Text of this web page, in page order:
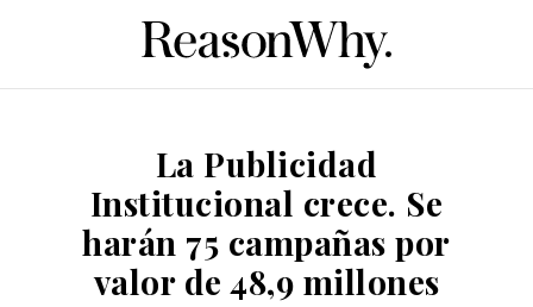
La Publicidad
Institucional crece. Se
harán 75 campañas por
valor de 48,9 millones